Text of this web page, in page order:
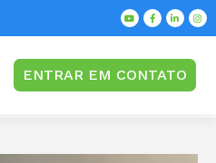
ENTRAR EM CONTATO